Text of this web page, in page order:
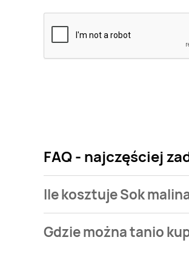
FAQ - najczęściej
Ile kosztuje Sok
jabłko Hipp kosztuje od 2,59 zł
Gdzie można tanio